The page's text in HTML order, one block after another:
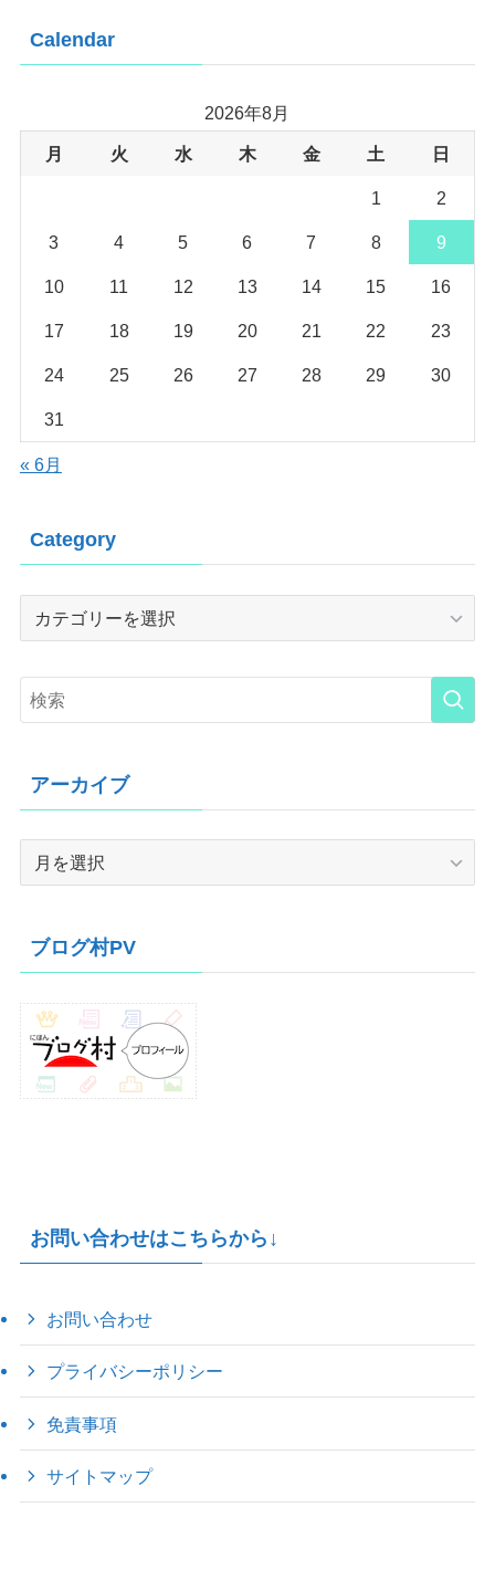
Calendar
2026年8月
月 火 水 木 金 土 日
1 2
3 4 5 6 7 8 9
10 11 12 13 14 15 16
17 18 19 20 21 22 23
24 25 26 27 28 29 30
31
« 6月
Category
Category
アーカイブ
ブ
ブログ村PV
お問い合わせはこちらから↓
お問い合わせ
プライバシーポリシー
免責事項
サイトマップ